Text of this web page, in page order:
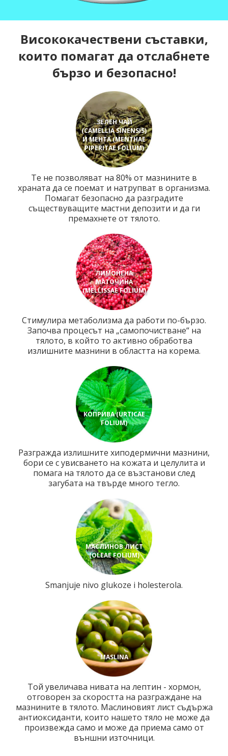
Висококачествени съставки,
които помагат да отслабнете
бързо и безопасно!
ЗЕЛЕН ЧАЙ
(CAMELLIA SINENSIS)
И МЕНТА (MENTHAE
PIPERITAE FOLIUM)
Те не позволяват на 80% от мазнините в
храната да се поемат и натрупват в организма.
Помагат безопасно да разградите
съществуващите мастни депозити и да ги
премахнете от тялото.
ЛИМОНЕНА
МАТОЧИНА
(MELLISSAE FOLIUM)
Стимулира метаболизма да работи по-бързо.
Започва процесът на „самопочистване“ на
тялото, в който то активно обработва
излишните мазнини в областта на корема.
КОПРИВА (URTICAE
FOLIUM)
Разгражда излишните хиподермични мазнини,
бори се с увисването на кожата и целулита и
помага на тялото да се възстанови след
загубата на твърде много тегло.
МАСЛИНОВ ЛИСТ
(OLEAE FOLIUM)
Smanjuje nivo glukoze i holesterola.
MASLINA
Той увеличава нивата на лептин - хормон,
отговорен за скоростта на разграждане на
мазнините в тялото. Маслиновият лист съдържа
антиоксиданти, които нашето тяло не може да
произвежда само и може да приема само от
външни източници.